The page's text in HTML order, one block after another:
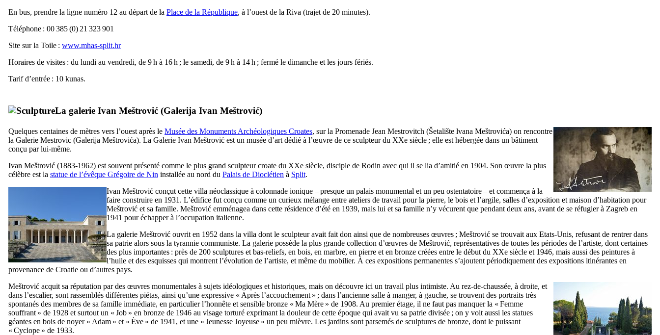
En bus, prendre la ligne numéro 12 au départ de la Place de la République, à l’ouest de la Riva (trajet de 20 minutes).
Téléphone : 00 385 (0) 21 323 901
Site sur la Toile : www.mhas-split.hr
Horaires de visites : du lundi au vendredi, de 9 h à 16 h ; le samedi, de 9 h à 14 h ; fermé le dimanche et les jours fériés.
Tarif d’entrée : 10 kunas.
La galerie Ivan Meštrović (Galerija Ivan Meštrović)
Quelques centaines de mètres vers l’ouest après le Musée des Monuments Archéologiques Croates, sur la Promenade Jean Mestrovitch (Šetalište lvana Meštrovića) on rencontre
la Galerie Mestrovic (Galerija Meštrovića). La Galerie Ivan Meštrović est un musée d’art dédié à l’œuvre de ce sculpteur du XXe siècle ; elle est hébergée dans un bâtiment
conçu par lui-même.
Ivan Meštrović (1883-1962) est souvent présenté comme le plus grand sculpteur croate du XXe siècle, disciple de Rodin avec qui il se lia d’amitié en 1904. Son œuvre la plus
célèbre est la statue de l’évêque Grégoire de Nin installée au nord du Palais de Dioclétien à Split.
Ivan Meštrović conçut cette villa néoclassique à colonnade ionique – presque un palais monumental et un peu ostentatoire – et commença à la
faire construire en 1931. L’édifice fut conçu comme un curieux mélange entre ateliers de travail pour la pierre, le bois et l’argile, salles d’exposition et maison d’habitation pour
Meštrović et sa famille. Meštrović emménagea dans cette résidence d’été en 1939, mais lui et sa famille n’y vécurent que pendant deux ans, avant de se réfugier à Zagreb en
1941 pour échapper à l’occupation italienne.
La galerie Meštrović ouvrit en 1952 dans la villa dont le sculpteur avait fait don ainsi que de nombreuses œuvres ; Meštrović se trouvait aux Etats-Unis, refusant de rentrer dans
sa patrie alors sous la tyrannie communiste. La galerie possède la plus grande collection d’œuvres de Meštrović, représentatives de toutes les périodes de l’artiste, dont certaines
des plus importantes : près de 200 sculptures et bas-reliefs, en bois, en marbre, en pierre et en bronze créées entre le début du XXe siècle et 1946, mais aussi des peintures à
l’huile et des esquisses qui montrent l’évolution de l’artiste, et même du mobilier. À ces expositions permanentes s’ajoutent périodiquement des expositions itinérantes en
provenance de Croatie ou d’autres pays.
Meštrović acquit sa réputation par des œuvres monumentales à sujets idéologiques et historiques, mais on découvre ici un travail plus intimiste. Au rez-de-chaussée, à droite, et
dans l’escalier, sont rassemblés différentes piétas, ainsi qu’une expressive « Après l’accouchement » ; dans l’ancienne salle à manger, à gauche, se trouvent des portraits très
spontanés des membres de sa famille immédiate, en particulier l’honnête et sensible bronze « Ma Mère » de 1908. Au premier étage, il ne faut pas manquer la « Femme
souffrant » de 1928 et surtout un « Job » en bronze de 1946 au visage torturé exprimant la douleur de cette époque qui avait vu sa patrie divisée ; on y voit aussi les statues
géantes en bois de noyer « Adam » et « Ève » de 1941, et une « Jeunesse Joyeuse » un peu mièvre. Les jardins sont parsemés de sculptures de bronze, dont le puissant
« Cyclope » de 1933.